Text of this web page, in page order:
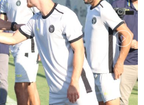
משחקים
ותוצאות